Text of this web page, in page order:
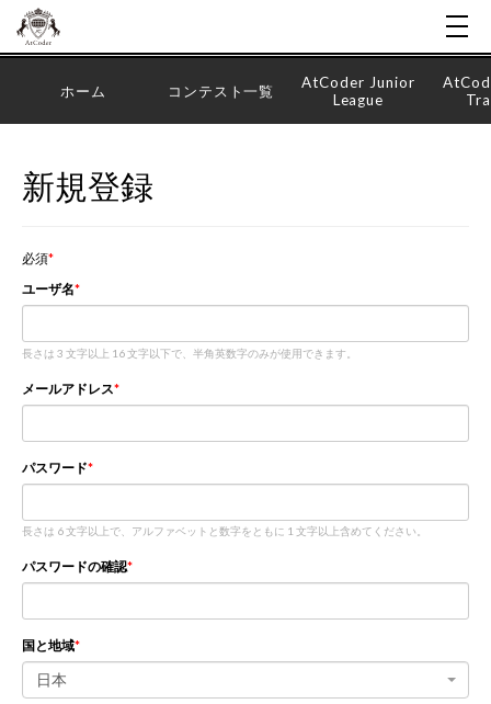
ホーム コンテスト一覧
AtCoder Junior
League
新規登録
必須
ユーザ名
長さは 3 文字以上 16 文字以下で、半角英数字のみが使用できます。
メールアドレス
パスワード
長さは 6 文字以上で、アルファベットと数字をともに 1 文字以上含めてください。
パスワードの確認
国と地域
日本